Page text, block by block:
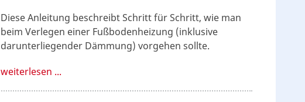
Diese Anleitung beschreibt Schritt für Schritt, wie man
beim Verlegen einer Fußbodenheizung (inklusive
darunterliegender Dämmung) vorgehen sollte.
weiterlesen ...